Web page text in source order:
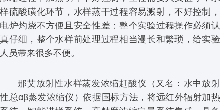
样硫酸磺化环节，水样蒸干过程容易溅射，不好控制，
电炉灼烧不方便且安全性差；整个实验过程操作必须认
真仔细，整个水样前处理过程相当漫长和繁琐，给实验
人员带来很多不便。
那艾放射性水样蒸发浓缩赶酸仪（又名：水中放射
性总αβ蒸发浓缩仪）依据国标方法，将远红外辐射加热